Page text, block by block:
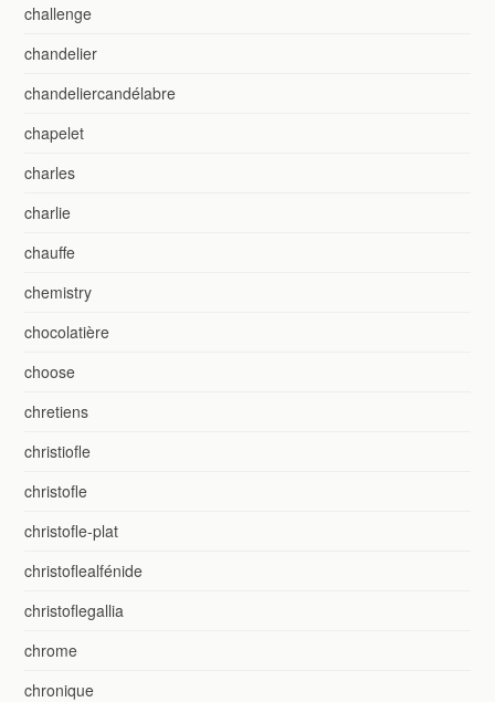
challenge
chandelier
chandeliercandélabre
chapelet
charles
charlie
chauffe
chemistry
chocolatière
choose
chretiens
christiofle
christofle
christofle-plat
christoflealfénide
christoflegallia
chrome
chronique